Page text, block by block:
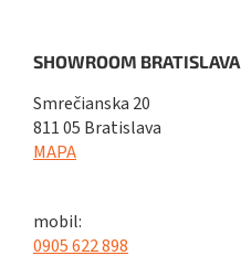
SHOWROOM BRATISLAVA
Smrečianska 20
811 05 Bratislava
MAPA
mobil:
0905 622 898